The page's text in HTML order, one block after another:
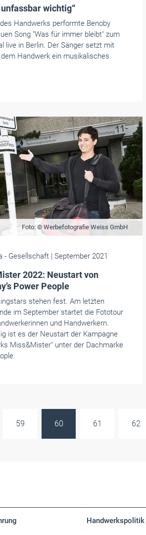
wichtig“
Handwerks performte Benoby
Song "Was für immer bleibt" zum
live in Berlin. Der Sänger setzt mit
Handwerk ein musikalisches
Foto: © Werbefotografie Weiss GmbH
- Gesellschaft | September 2021
2022: Neustart von
Power People
stehen fest. Am letzten
im September startet die Fototour
und Handwerkern.
ist es der Neustart der Kampagne
Miss&Mister" unter der Dachmarke
59 60 61 62
Handwerkspolitik